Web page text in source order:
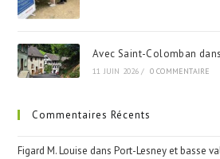
Avec Saint-Colomban
11 JUIN 2026 / 0 COMMENTAIRE
Commentaires Récents
Figard M. Louise dansPort-Lesney et basse